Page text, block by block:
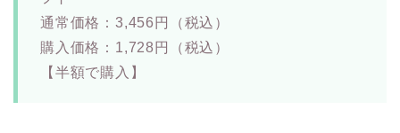
通常価格：3,456円（税込）
購入価格：1,728円（税込）
【半額で購入】